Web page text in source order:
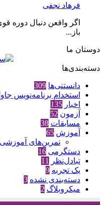
فرهاد نجفی
اگر واقعن دنبال دوره
باز...
دوستان ما
دسته‌بندی‌ها
دانستنی‌ها 309
استخدام برنامه‌نویس جاوا
اخبار 135
آزمون 52
مسابقات 38
آموزش 65
تمرین‌های آموزشی
دستگرمی 16
تبادل‌نظر
11
یک تجربه 9
دسته‌بندی نشده 3
میکروبلاگ 2